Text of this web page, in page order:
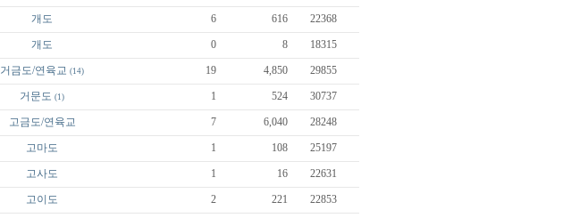
개도 6 616 22368
개도 0 8 18315
거금도/연육교 (14) 19 4,850 29855
거문도 (1) 1 524 30737
고금도/연육교 7 6,040 28248
고마도 1 108 25197
고사도 1 16 22631
고이도 2 221 22853